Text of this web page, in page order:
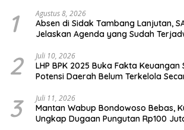
1 Agustus 8, 2026
Absen di Sidak Tambang Lanjutan,
Jelaskan Agenda yang Sudah
2 Juli 10, 2026
LHP BPK 2025 Buka Fakta
Potensi Daerah Belum Terkelola
3 Juli 11, 2026
Mantan Wabup Bondowoso Bebas,
Ungkap Dugaan Pungutan Rp100